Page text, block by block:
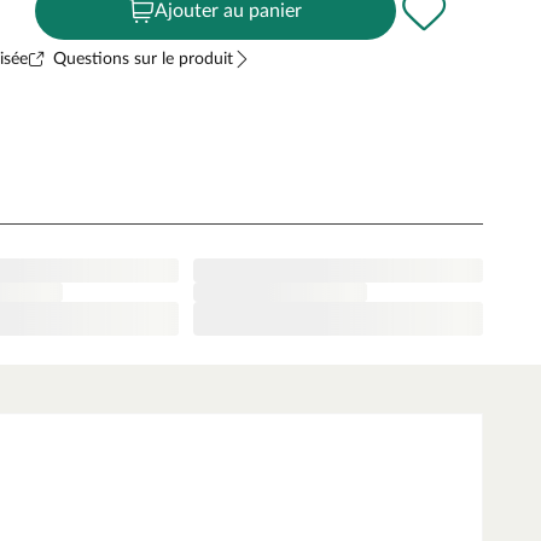
Ajouter au panier
Questions sur le produit